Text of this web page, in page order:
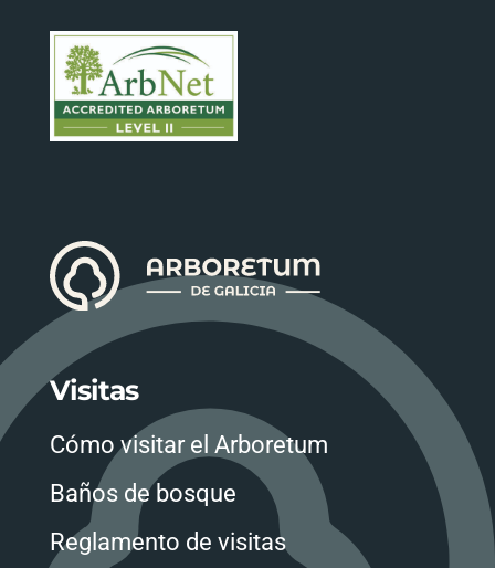
Visitas
Cómo visitar el Arboretum
Baños de bosque
Reglamento de visitas